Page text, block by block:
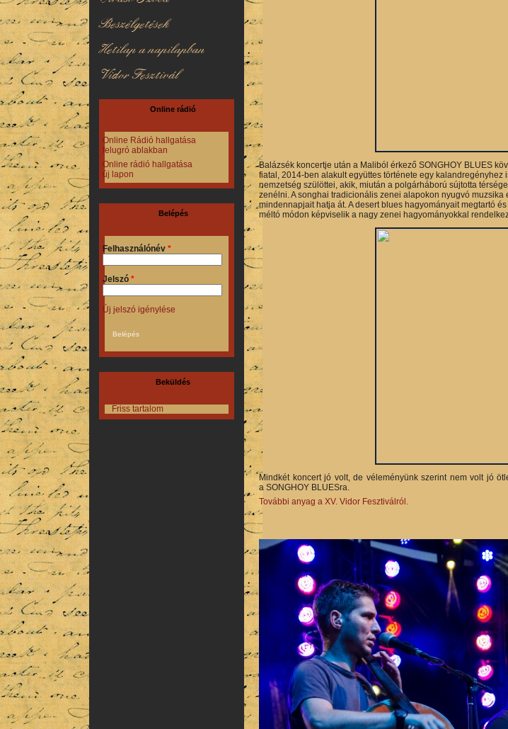
Beszélgetések
Hetilap a napilapban
Vidor Fesztivál
Online rádió
Online Rádió hallgatása
felugró ablakban
Online rádió hallgatása
új lapon
Belépés
Felhasználónév *
Jelszó *
Új jelszó igénylése
Beküldés
Friss tartalom
Balázsék koncertje után a Maliból érkező SONGHOY BLUES
fiatal, 2014-ben alakult együttes története egy
nemzetség szülöttei, akik, miután a polgárháború sújtotta
zenélni. A songhai tradicionális zenei alapokon nyugvó
mindennapjait hatja át. A desert blues hagyományait megtartó
méltó módon képviselik a nagy zenei hagyományokkal
Mindkét koncert jó volt, de véleményünk szerint nem volt jó
a SONGHOY BLUESra.
További anyag a XV. Vidor Fesztiválról.